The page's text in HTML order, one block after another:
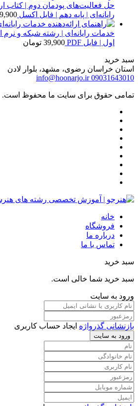
حل فعالیت‌های پودمان دوم | کتاب
رایانه‌ای | پایه دهم | فایل اکسل
خدمات رایانه‌ای | رشته شبکه و نرم
اول | فایل PDF
39,900 تومان
سبد خرید
استان خراسان رضوی، مشهد، بلوار لادن
09031643010
info@hoonarjo.ir
تمامی حقوق برای سایت ما محفوظ است.
خانه
فروشگاه
درباره ما
تماس با ما
سبد خرید
سبد خرید شما خالی است.
ورود به سایت
بازنشانی گذرواژه ایجاد حساب کاربری
ورود به سایت